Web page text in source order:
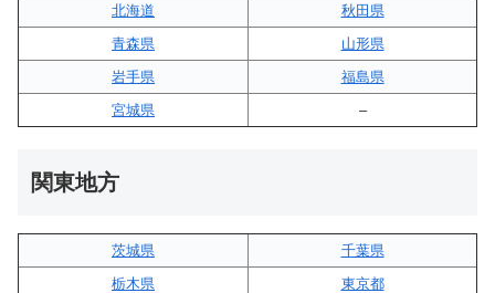
北海道
秋田県
青森県
山形県
岩手県
福島県
宮城県
–
関東地方
茨城県
千葉県
栃木県
東京都